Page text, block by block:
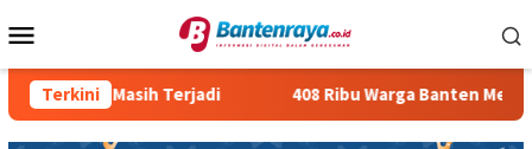
ke
Mobile
Terkini
Ilegal Masih Terjadi 408 Ribu Warga Banten